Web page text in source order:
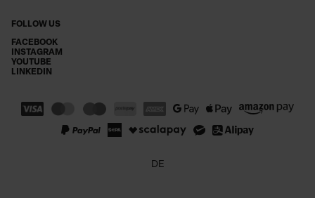
FOLLOW US
FACEBOOK
INSTAGRAM
YOUTUBE
LINKEDIN
DE